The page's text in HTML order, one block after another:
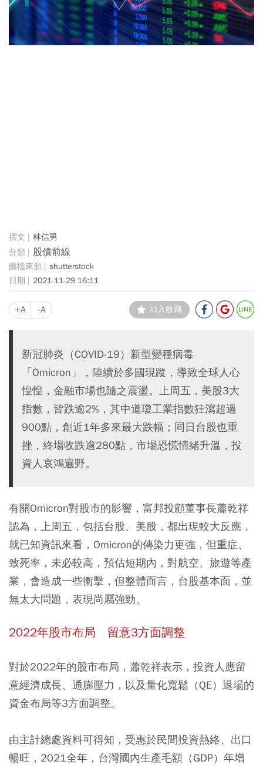
林信男
股債前線
shutterstock
2021-11-29 16:11
+A -A 加入收藏
新冠肺炎（COVID-19）新型變種病毒
「Omicron」，陸續於多國現蹤，導致全球人心
惶惶，金融市場也隨之震盪。上周五，美股3大
指數，皆跌逾2%，其中道瓊工業指數狂瀉超過
900點，創近1年多來最大跌幅；同日台股也重
挫，終場收跌逾280點，市場恐慌情緒升溫，投
資人哀鴻遍野。
有關Omicron對股市的影響，富邦投顧董事長蕭乾祥
認為，上周五，包括台股、美股，都出現較大反應，
就已知資訊來看，Omicron的傳染力更強，但重症、
致死率，未必較高，預估短期內，對航空、旅遊等產
業，會造成一些衝擊，但整體而言，台股基本面，並
無太大問題，表現尚屬強勁。
2022年股市布局 留意3方面調整
對於2022年的股市布局，蕭乾祥表示，投資人應留
意經濟成長、通膨壓力，以及量化寬鬆（QE）退場的
資金布局等3方面調整。
由主計總處資料可得知，受惠於民間投資熱絡、出口
暢旺，2021全年，台灣國內生產毛額（GDP）年增